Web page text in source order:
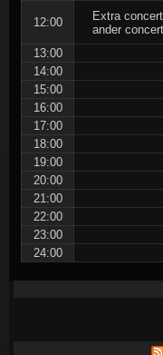
12:00
Extra
ander
13:00
14:00
15:00
16:00
17:00
18:00
19:00
20:00
21:00
22:00
23:00
24:00